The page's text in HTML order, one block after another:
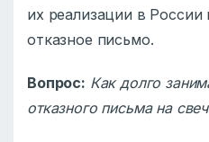
их реализации в
отказное письмо.
Вопрос: Как долго
отказного письма на